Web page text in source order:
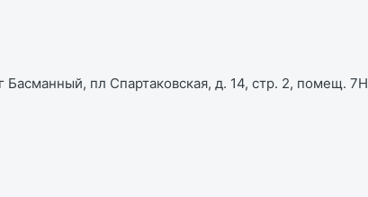
пл Спартаковская, д. 14, стр. 2, помещ. 7Н